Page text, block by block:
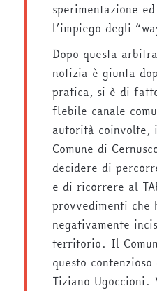
sperimentazione
l’impiego degli
Dopo questa
notizia è giunta
pratica, si è di
flebile canale
autorità coinvolte,
Comune di
decidere di
e di ricorrere al
provvedimenti che
negativamente
territorio. Il
questo contenzioso
Tiziano Ugoccioni.